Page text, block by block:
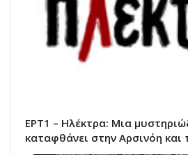
ΕΡΤ1 – Ηλέκτρα: Μια
καταφθάνει στην Αρσινόη και